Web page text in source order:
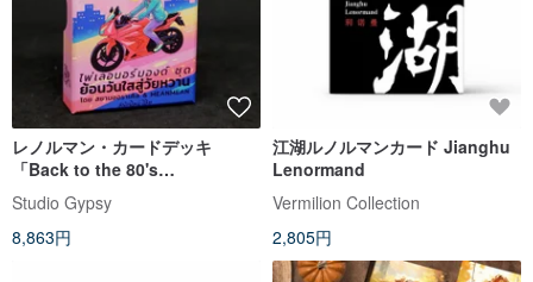
レノルマン・カードデッキ
「Back to the 80's
Lenormand」
Studio Gypsy
8,863円
江湖ルノルマンカード Jianghu
Lenormand
Vermilion Collection
2,805円